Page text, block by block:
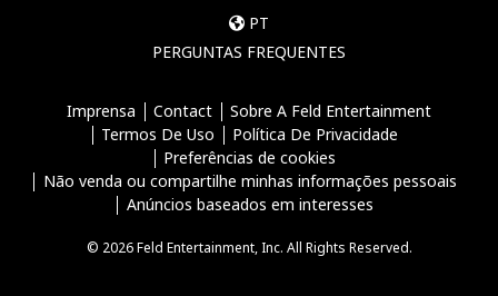
PT
PERGUNTAS FREQUENTES
Imprensa Contact
Sobre A Feld Entertainment
Termos De Uso
Política De Privacidade
Preferências de cookies
Não venda ou compartilhe minhas informações pessoais
Anúncios baseados em interesses
© 2026 Feld Entertainment, Inc. All Rights Reserved.